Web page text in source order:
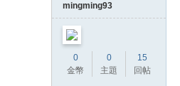
mingming93
0
金幣
0
主題
15
回帖